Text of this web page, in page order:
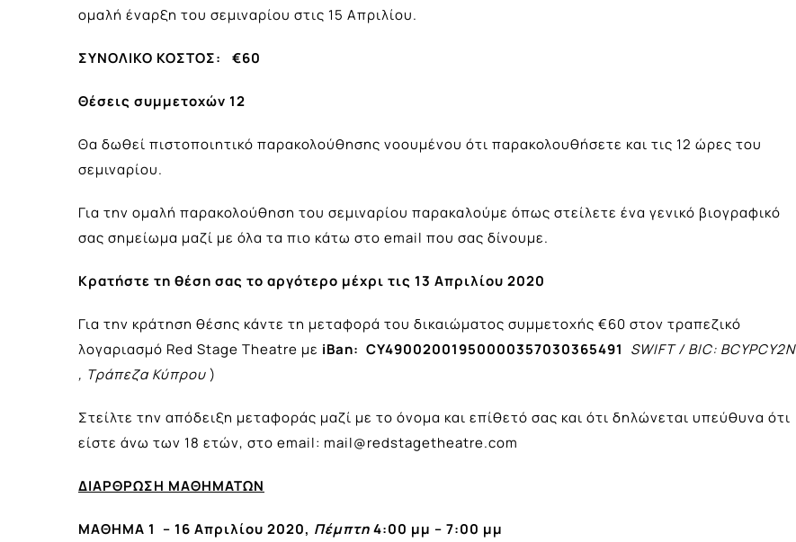
ομαλή έναρξη του σεμιναρίου στις 15 Απριλίου.
ΣΥΝΟΛΙΚΟ ΚΟΣΤΟΣ: €60
Θέσεις συμμετοχών 12
Θα δωθεί πιστοποιητικό παρακολούθησης νοουμένου ότι παρακολουθήσετε και τις 12 ώρες του
σεμιναρίου.
Για την ομαλή παρακολούθηση του σεμιναρίου παρακαλούμε όπως στείλετε ένα γενικό βιογραφικό
σας σημείωμα μαζί με όλα τα πιο κάτω στο email που σας δίνουμε.
Κρατήστε τη θέση σας το αργότερο μέχρι τις 13 Απριλίου 2020
Για την κράτηση θέσης κάντε τη μεταφορά του δικαιώματος συμμετοχής €60 στον τραπεζικό
λογαριασμό Red Stage Theatre με iBan: CY49002001950000357030365491 SWIFT / BIC: BCYPCY2N
, Τράπεζα Κύπρου )
Στείλτε την απόδειξη μεταφοράς μαζί με το όνομα και επίθετό σας και ότι δηλώνεται υπεύθυνα ότι
είστε άνω των 18 ετών, στο email: mail@redstagetheatre.com
ΔΙΑΡΘΡΩΣΗ ΜΑΘΗΜΑΤΩΝ
ΜΑΘΗΜΑ 1 – 16 Απριλίου 2020, Πέμπτη4:00 μμ – 7:00 μμ